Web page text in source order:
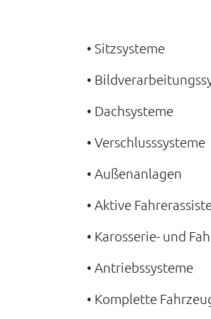
• Sitzsysteme
•
• Dachsysteme
• Verschlusssysteme
• Außenanlagen
• Aktive
• Karosserie- und
• Antriebssysteme
• Komplette